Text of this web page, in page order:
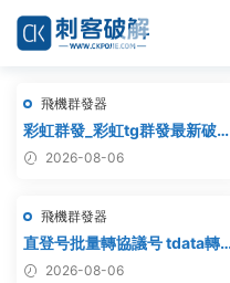
飛機群發器
彩虹群發_彩虹tg群發最新破解
版 2026-08-06
飛機群發器
直登号批量轉協議号 tdata轉
session – 附破解工具
2026-08-06